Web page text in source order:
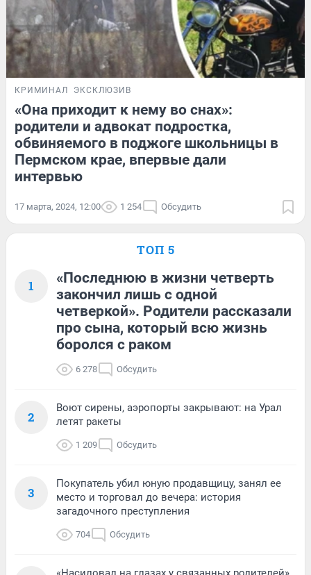
КРИМИНАЛ ЭКСКЛЮЗИВ
«Она приходит к нему во снах»:
родители и адвокат подростка,
обвиняемого в поджоге школьницы в
Пермском крае, впервые дали
интервью
17 марта, 2024, 12:00 1 254 Обсудить
ТОП 5
1
«Последнюю в жизни четверть
закончил лишь с одной
четверкой». Родители рассказали
про сына, который всю жизнь
боролся с раком
6 278 Обсудить
2
Воют сирены, аэропорты закрывают: на Урал
летят ракеты
1 209 Обсудить
3
Покупатель убил юную продавщицу, занял ее
место и торговал до вечера: история
загадочного преступления
704 Обсудить